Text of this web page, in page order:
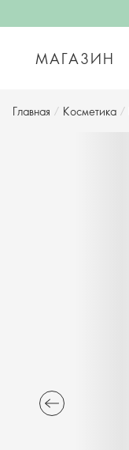
МАГАЗИН
Главная / Косметика /